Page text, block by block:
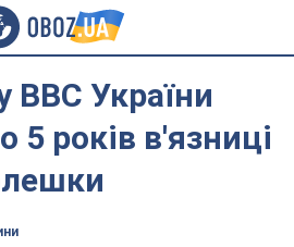
ВВС України
5 років в'язниці